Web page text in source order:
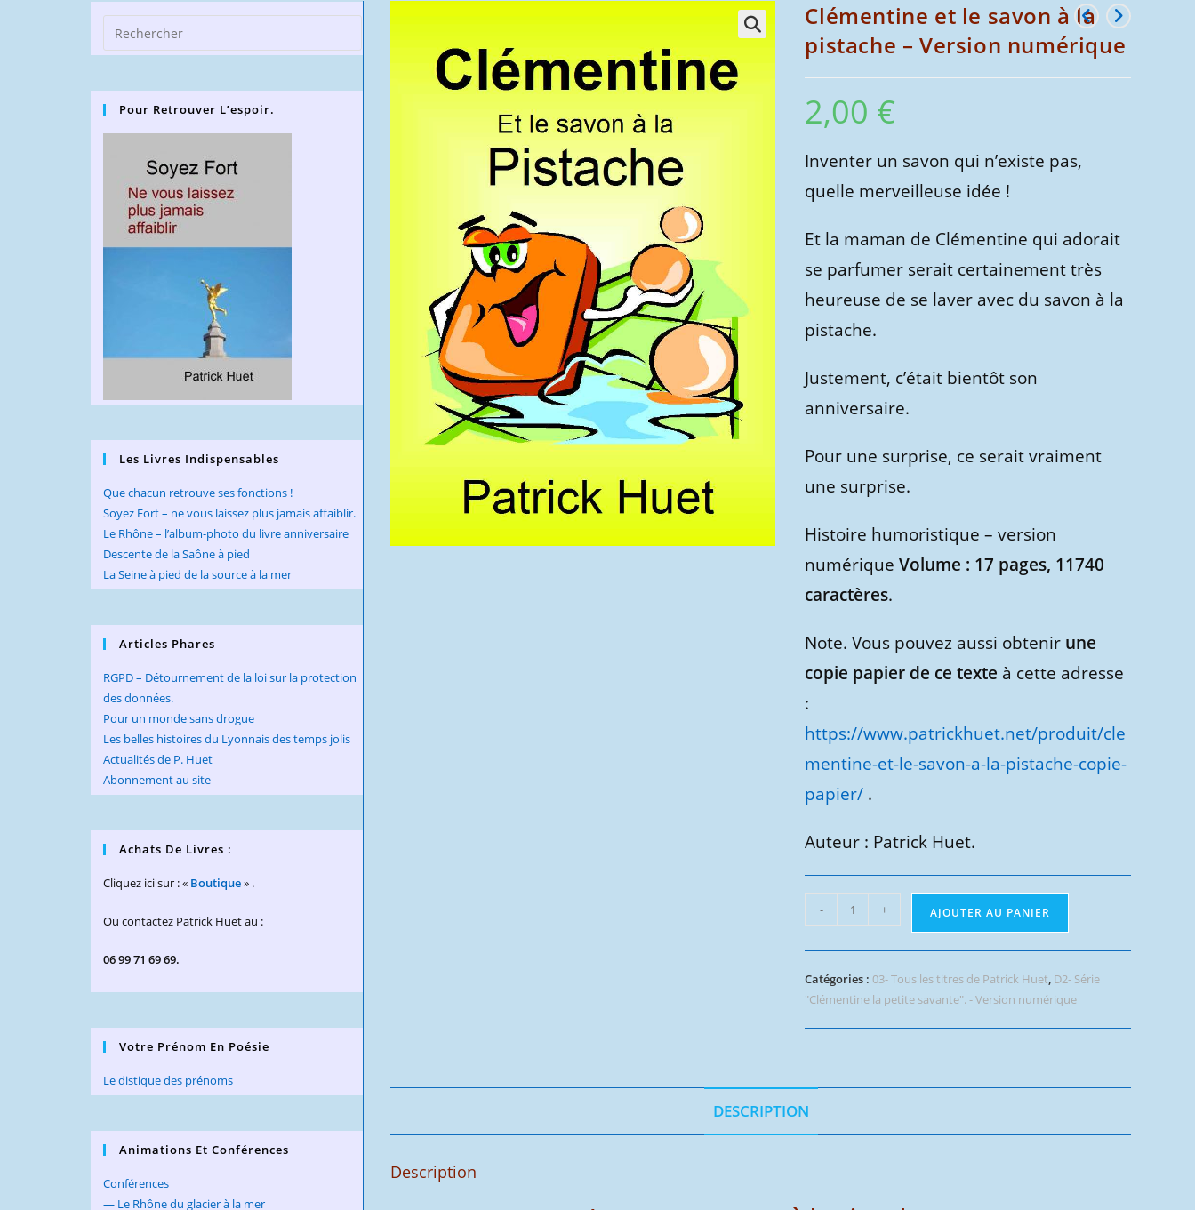
Clémentine et le savon à la
pistache – Version numérique
2,00 €
Inventer un savon qui n’existe pas,
quelle merveilleuse idée !
Et la maman de Clémentine qui adorait
se parfumer serait certainement très
heureuse de se laver avec du savon à la
pistache.
Justement, c’était bientôt son
anniversaire.
Pour une surprise, ce serait vraiment
une surprise.
Histoire humoristique – version
numériqueVolume : 17 pages, 11740
caractères.
Note.Vous pouvez aussi obtenir une
copie papier de ce texte à cette adresse
:
https://www.patrickhuet.net/produit/cle
mentine-et-le-savon-a-la-pistache-copie-
papier/ .
Auteur : Patrick Huet.
quantité
de
Clémentine
le
-
- + AJOUTER AU PANIER
Catégories :03- Tous les titres de Patrick Huet, D2- Série
"Clémentine la petite savante". - Version numérique
DESCRIPTION
Description
Escape
close
Pour Retrouver L’espoir.
Les Livres Indispensables
Que chacun retrouve ses fonctions !
Soyez Fort – ne vous laissez plus jamais affaiblir.
Le Rhône – l’album-photo du livre anniversaire
Descente de la Saône à pied
La Seine à pied de la source à la mer
Articles Phares
RGPD – Détournement de la loi sur la protection
des données.
Pour un monde sans drogue
Les belles histoires du Lyonnais des temps jolis
Actualités de P. Huet
Abonnement au site
Achats De Livres :
Cliquez ici sur : « Boutique» .
Ou contactez Patrick Huet au :
06 99 71 69 69.
Votre Prénom En Poésie
Le distique des prénoms
Animations Et Conférences
Conférences
— Le Rhône du glacier à la mer